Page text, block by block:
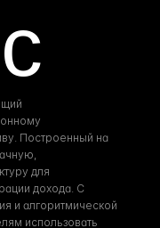
Построенный на
для
дохода. С
и алгоритмической
использовать